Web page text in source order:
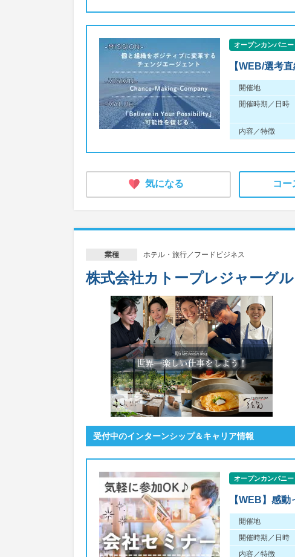
オープンカンパニ
【WEB/選考
開催地
開催時期／日時
内容／特徴
気になる コー
業種 ホテル・旅行／フードビジネス
株式会社カトープレジャーグ
受付中のインターンシップ＆キャリア情報
オープンカンパニ
【WEB】感
開催地
開催時期／日時
内容／特徴